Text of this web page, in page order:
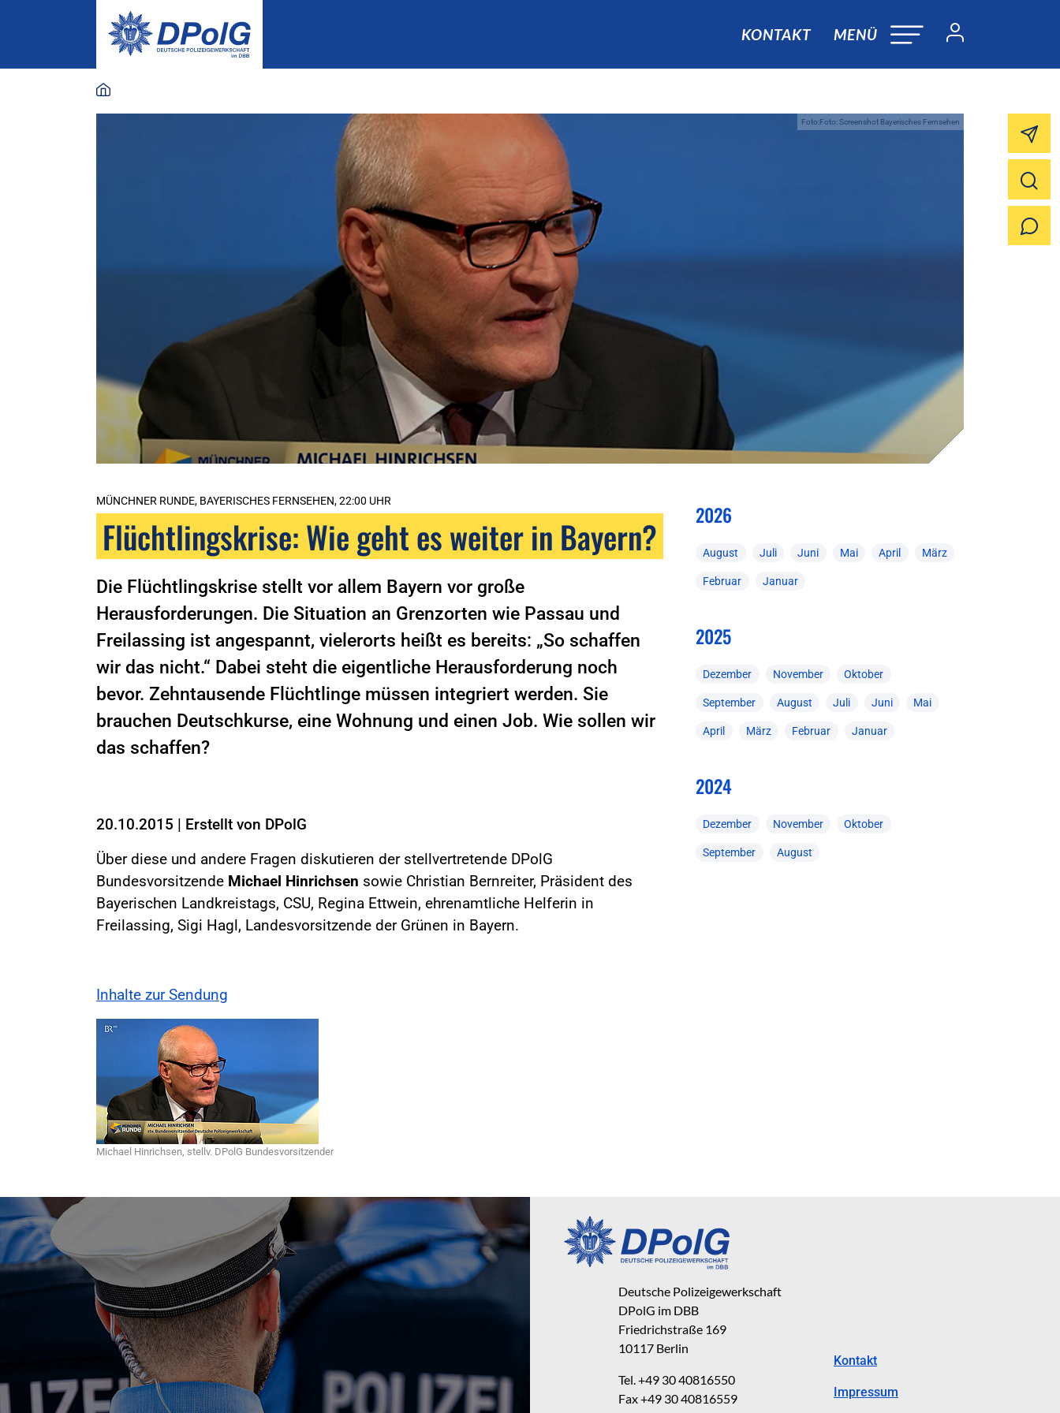
KONTAKT MENÜ
Foto:Foto: Screenshot Bayerisches Fernsehen
MÜNCHNER RUNDE, BAYERISCHES FERNSEHEN, 22:00 UHR
Flüchtlingskrise: Wie geht es weiter in Bayern?
Die Flüchtlingskrise stellt vor allem Bayern vor große
Herausforderungen. Die Situation an Grenzorten wie Passau und
Freilassing ist angespannt, vielerorts heißt es bereits: „So schaffen
wir das nicht.“ Dabei steht die eigentliche Herausforderung noch
bevor. Zehntausende Flüchtlinge müssen integriert werden. Sie
brauchen Deutschkurse, eine Wohnung und einen Job. Wie sollen wir
das schaffen?
20.10.2015 | Erstellt von DPolG
Über diese und andere Fragen diskutieren der stellvertretende DPolG
Bundesvorsitzende Michael Hinrichsen sowie Christian Bernreiter, Präsident des
Bayerischen Landkreistags, CSU, Regina Ettwein, ehrenamtliche Helferin in
Freilassing, Sigi Hagl, Landesvorsitzende der Grünen in Bayern.
Inhalte zur Sendung
Michael Hinrichsen, stellv. DPolG Bundesvorsitzender
2026
August Juli Juni Mai April März
Februar Januar
2025
Dezember November Oktober
September August Juli Juni Mai
April März Februar Januar
2024
Dezember November Oktober
September August
Deutsche Polizeigewerkschaft
DPolG im DBB
Friedrichstraße 169
10117 Berlin
Tel. +49 30 40816550
Fax +49 30 40816559
Kontakt
Impressum